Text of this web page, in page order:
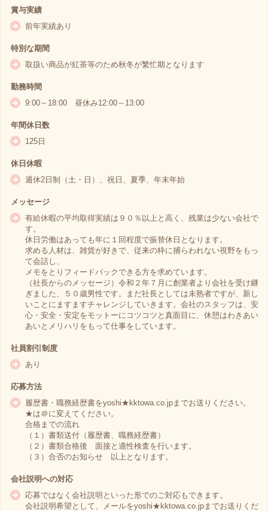
賞与実績
前年実績あり
特別な期間
取扱い商品が紅茶等のため秋冬が繁忙期となります
勤務時間
9:00～18:00 昼休み12:00～13:00
年間休日数
125日
休日休暇
週休2日制（土・日）、祝日、夏季、年末年始
メッセージ
有給休暇の平均取得実績は９０％以上と高く、残業は少ない会社で
す。
休日労働はあっても年に１回程度で振替休日となります。
求める人材は、雑貨が好きで、従来の枠に捕らわれない視野をもっ
て会話し、
メモをとりフィードバックできる方を求めています。
（社長からのメッセージ）令和２年７月に創業者より会社を受け継
ぎました、５０歳男性です。まだ社長としては未熟者ですが、新し
いことにますますチャレンジしていきます。会社のスタッフは、安
心・安全・安定をモットーにコツコツと真面目に、休憩はわきあい
あいとメリハリをもって仕事をしています。
社員割引制度
あり
応募方法
履歴書・職務経歴書をyoshi★kktowa.co.jpまでお送りください。
★は＠に変えてください。
合格までの流れ
（１）書類送付（履歴書、職務経歴書）
（２）書類合格後 面接と適性検査を行います。
（３）合否のお知らせ 以上となります。
会社説明への対応
応募ではなく会社説明といった形でのご対応もできます。
会社説明希望として、メールをyoshi★kktowa.co.jpまでお送りくだ